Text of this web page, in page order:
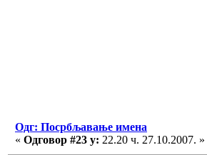
Одг: Посрбљавање имена
« Одговор #23 у: 22.20 ч. 27.10.2007. »